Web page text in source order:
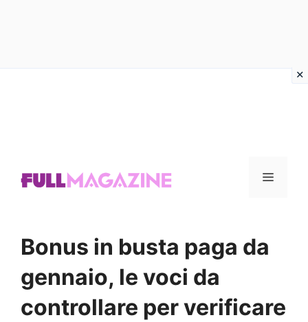
Menu
Bonus in busta paga da
gennaio, le voci da
controllare per verificare